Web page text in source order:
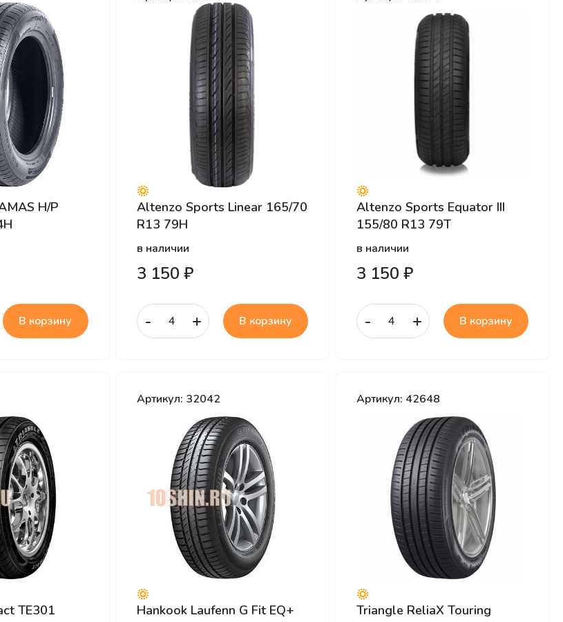
H/P
В корзину
Altenzo Sports Linear 165/70
R13 79H
в наличии
3 150 ₽
- + В корзину
Altenzo Sports Equator III
155/80 R13 79T
в наличии
3 150 ₽
- + В корзину
TE301
Артикул: 32042
Hankook Laufenn G Fit EQ+
Артикул: 42648
Triangle ReliaX Touring